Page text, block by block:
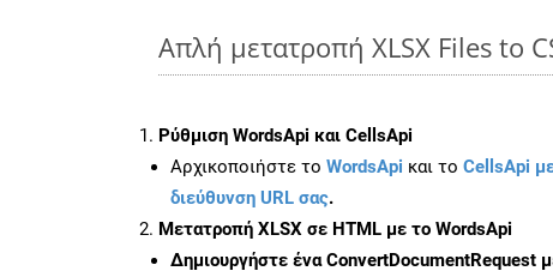
Απλή μετατροπή XLSX Files to
Ρύθμιση WordsApi και CellsApi
Αρχικοποιήστε το WordsApi και το CellsApi
διεύθυνση URL σας.
Μετατροπή XLSX σε HTML με το WordsApi
Δημιουργήστε έναConvertDocumentRequest